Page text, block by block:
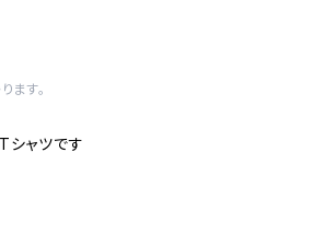
ます。
シャツです